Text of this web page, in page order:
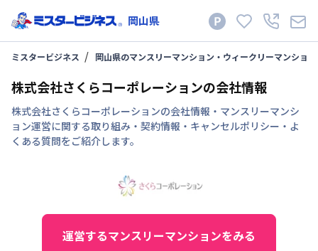
岡山県
ミスタービジネス 岡山県のマンスリーマンション・ウィークリーマンション
株式会社さくらコーポレーションの会社情報
株式会社さくらコーポレーションの会社情報・マンスリーマンシ
ョン運営に関する取り組み・契約情報・キャンセルポリシー・よ
くある質問をご紹介します。
運営するマンスリーマンションをみる